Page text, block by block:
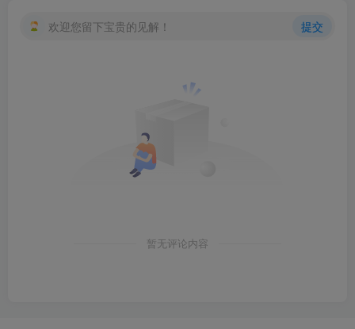
欢迎您留下宝贵的见解！ 提交
暂无评论内容